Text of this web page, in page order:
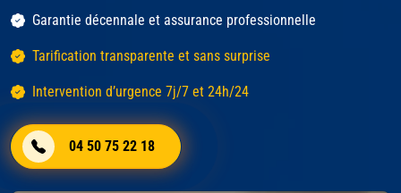
Garantie décennale et assurance professionnelle
Tarification transparente et sans surprise
Intervention d’urgence 7j/7 et 24h/24
04 50 75 22 18